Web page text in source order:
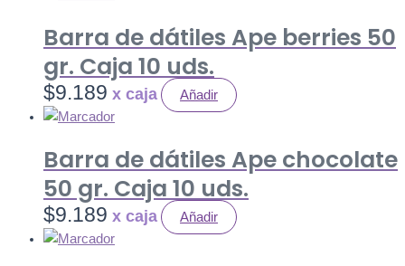
Barra de dátiles Ape berries 50
gr. Caja 10 uds.
$9.189 Añadir
Barra de dátiles Ape chocolate
50 gr. Caja 10 uds.
$9.189 Añadir